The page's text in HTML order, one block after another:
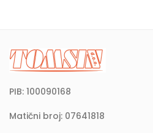
PIB: 100090168
Matični broj: 07641818